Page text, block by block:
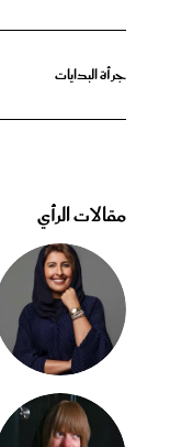
جرأة البدايات
مقالات الرأي